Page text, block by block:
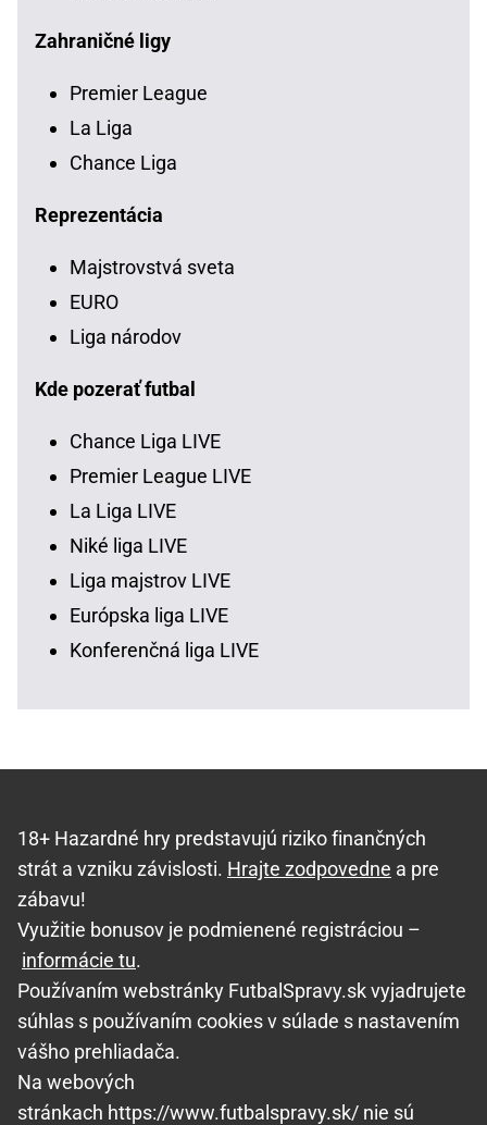
Zahraničné ligy
Premier League
La Liga
Chance Liga
Reprezentácia
Majstrovstvá sveta
EURO
Liga národov
Kde pozerať futbal
Chance Liga LIVE
Premier League LIVE
La Liga LIVE
Niké liga LIVE
Liga majstrov LIVE
Európska liga LIVE
Konferenčná liga LIVE
18+ Hazardné hry predstavujú riziko finančných
strát a vzniku závislosti. Hrajte zodpovedne a pre
zábavu!
Využitie bonusov je podmienené registráciou –
informácie tu.
Používaním webstránky FutbalSpravy.sk vyjadrujete
súhlas s používaním cookies v súlade s nastavením
vášho prehliadača.
Na webových
stránkach https://www.futbalspravy.sk/ nie sú